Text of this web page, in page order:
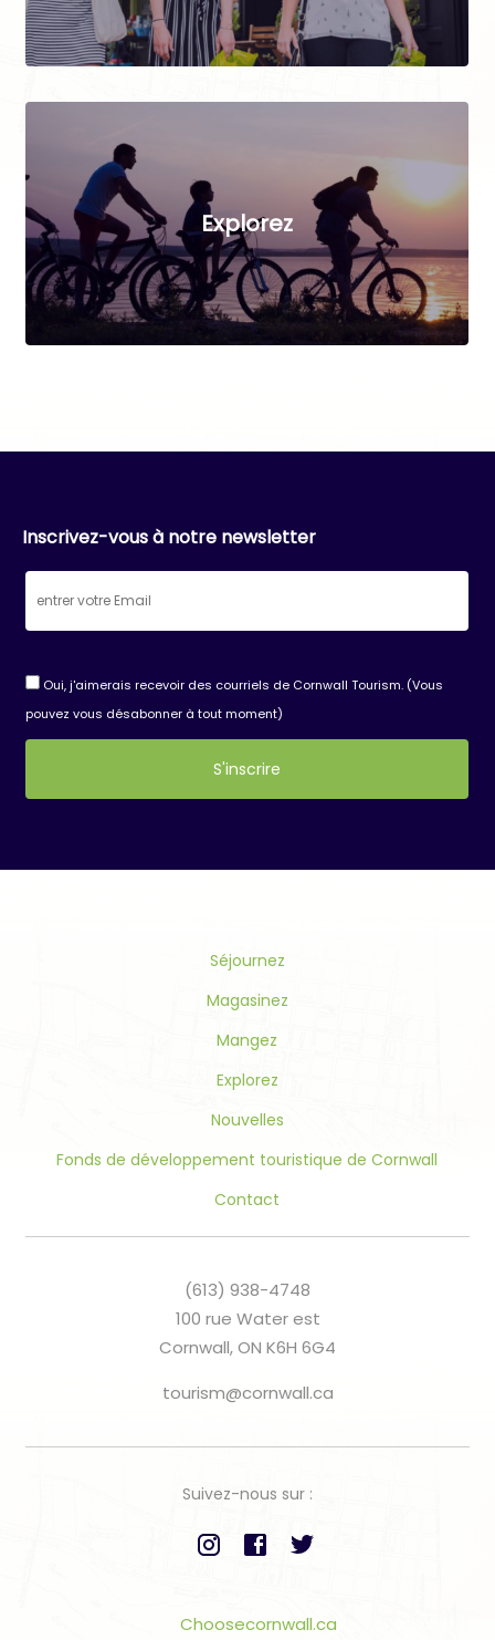
Explorez
Inscrivez-vous à notre newsletter
Oui, j'aimerais recevoir des courriels de Cornwall Tourism. (Vous
pouvez vous désabonner à tout moment)
Use.
Séjournez
Magasinez
Mangez
Explorez
Nouvelles
Fonds de développement touristique de Cornwall
Contact
(613) 938-4748
100 rue Water est
Cornwall, ON K6H 6G4
tourism@cornwall.ca
Suivez-nous sur :
Choosecornwall.ca